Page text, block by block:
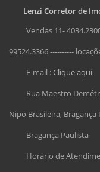
Lenzi Corretor de
Vendas 11-
99524.3366 ----------
E-mail :Clique aqui
Rua Maestro
Nipo Brasileira, Bragança
Bragança Paulista
Horário de